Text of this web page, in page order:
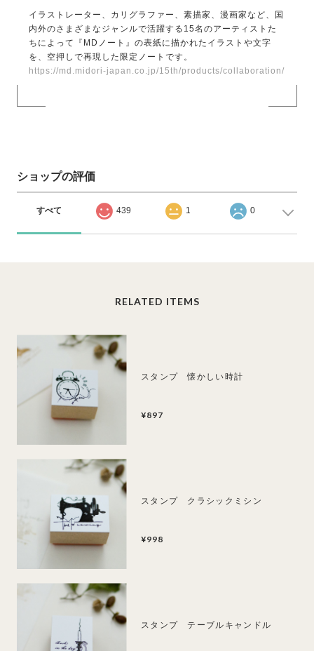
イラストレーター、カリグラファー、素描家、漫画家など、国
内外のさまざまなジャンルで活躍する15名のアーティストた
ちによって『MDノート』の表紙に描かれたイラストや文字
を、空押しで再現した限定ノートです。
https://md.midori-japan.co.jp/15th/products/collaboration/
ショップの評価
すべて 439 1 0
RELATED ITEMS
スタンプ 懐かしい時計
¥897
スタンプ クラシックミシン
¥998
スタンプ テーブルキャンドル